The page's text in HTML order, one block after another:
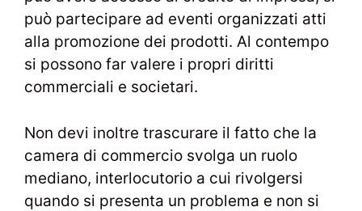
può partecipare ad eventi organizzati atti
alla promozione dei prodotti. Al contempo
si possono far valere i propri diritti
commerciali e societari.
Non devi inoltre trascurare il fatto che la
camera di commercio svolga un ruolo
mediano, interlocutorio a cui rivolgersi
quando si presenta un problema e non si